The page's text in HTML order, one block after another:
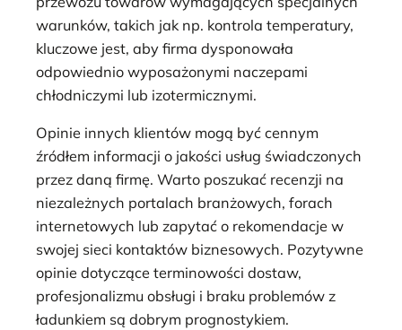
warunków, takich jak np. kontrola temperatury,
kluczowe jest, aby firma dysponowała
odpowiednio wyposażonymi naczepami
chłodniczymi lub izotermicznymi.
Opinie innych klientów mogą być cennym
źródłem informacji o jakości usług świadczonych
przez daną firmę. Warto poszukać recenzji na
niezależnych portalach branżowych, forach
internetowych lub zapytać o rekomendacje w
swojej sieci kontaktów biznesowych. Pozytywne
opinie dotyczące terminowości dostaw,
profesjonalizmu obsługi i braku problemów z
ładunkiem są dobrym prognostykiem.